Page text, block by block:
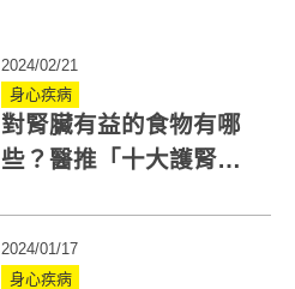
2024/02/21
身心疾病
對腎臟有益的食物有哪
些？醫推「十大護腎食
2024/01/17
身心疾病